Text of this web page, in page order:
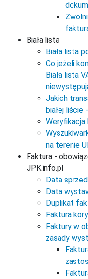
Biała lista
Biała lista
Co jeżeli
Biała lista
Jakich
białej liście
Weryfikacja
na terenie
Faktura -
JPK.info.pl
Data
Data
Duplikat
Faktura
Faktury w
zasady